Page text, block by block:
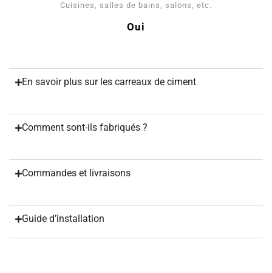
Cuisines, salles de bains, salons, etc.
Oui
En savoir plus sur les carreaux de ciment
Comment sont-ils fabriqués ?
Commandes et livraisons
Guide d’installation